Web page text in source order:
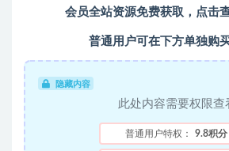
会员全站资源免费获取，点击
普通用户可在下方单独购
隐藏内容
此处内容需要权限查
普通用户特权： 9.8积分